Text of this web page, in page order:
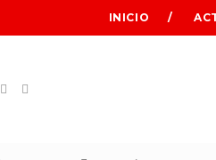
INICIO